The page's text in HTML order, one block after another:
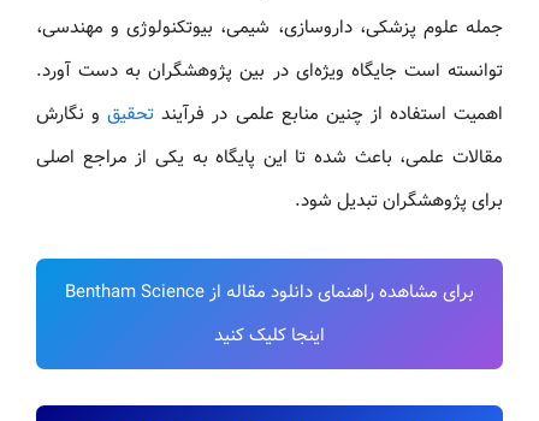
جمله علوم پزشکی، داروسازی، شیمی، بیوتکنولوژی و مهندسی،
توانسته است جایگاه ویژه‌ای در بین پژوهشگران به دست آورد.
اهمیت استفاده از چنین منابع علمی در فرآیند تحقیقو نگارش
مقالات علمی، باعث شده تا این پایگاه به یکی از مراجع اصلی
برای پژوهشگران تبدیل شود.
برای مشاهده راهنمای دانلود مقاله از Bentham Science
اینجا کلیک کنید